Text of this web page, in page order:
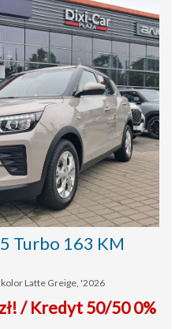
Turbo 163 KM
Latte Greige, '2026
/ Kredyt 50/50 0%